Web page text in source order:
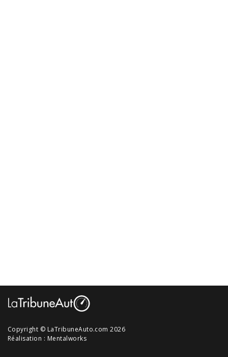
Copyright © LaTribuneAuto.com 2026
Réalisation : Mentalworks